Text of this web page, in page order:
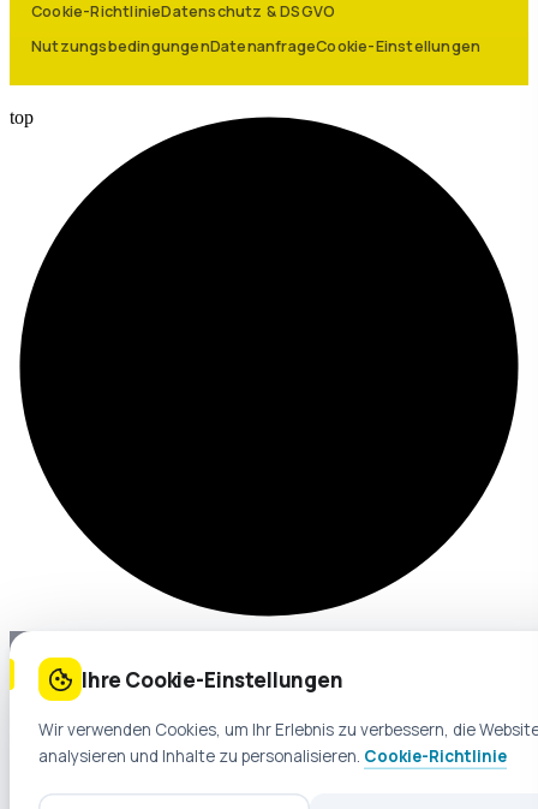
Cookie-RichtlinieDatenschutz & DSGVO
NutzungsbedingungenDatenanfrageCookie-Einstellungen
top
Ihre Cookie-Einstellungen
Wir verwenden Cookies, um Ihr Erlebnis zu verbessern, die
analysieren und Inhalte zu personalisieren. Cookie-Richtlinie